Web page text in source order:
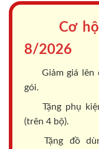
Cơ
8/2026
Giảm giá lên
gói.
Tặng phụ
(trên 4 bộ).
Tặng đồ